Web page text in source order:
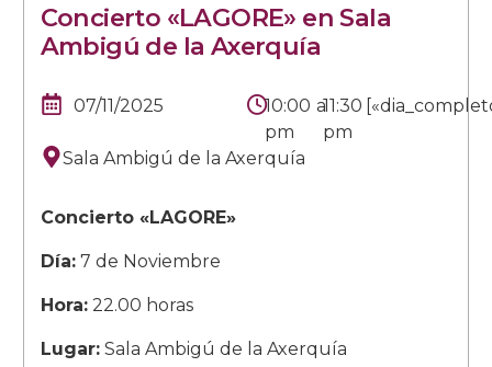
Concierto «LAGORE» en Sala
Ambigú de la Axerquía
07/11/2025
10:00
pm
a11:30
pm
Sala Ambigú de la Axerquía
Concierto «LAGORE»
Día:7 de Noviembre
Hora:22.00 horas
Lugar:Sala Ambigú de la Axerquía